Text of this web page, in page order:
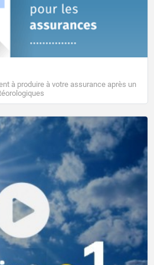
de fournir sur les 4 prochaines
l’activité cyclonique du bassin (zones
phénomènes cycloniques, types de
les régimes de temps dominant
par la prévision
en cours)
ROUGE
de Météo-France
à produire à votre assurance après un